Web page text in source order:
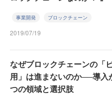
事業開発 ブロックチェーン
2019/07/19
なぜブロックチェーンの「
用」は進まないのか──導入
つの領域と選択肢